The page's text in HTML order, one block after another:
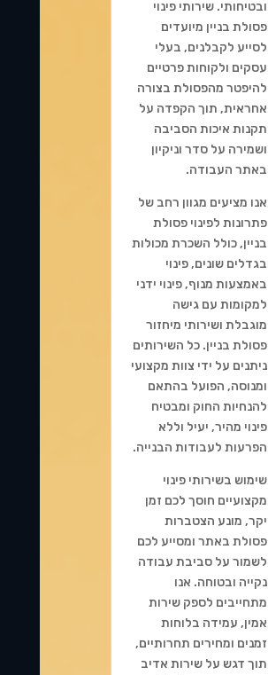
ובטיחותי. שירותי פינוי
פסולת בניין מיועדים
לסייע לקבלנים, בעלי
עסקים ולקוחות פרטיים
להיפטר מהפסולת בצורה
אחראית, תוך הקפדה על
תקנות איכות הסביבה
ושמירה על סדר וניקיון
באתר העבודה.
אנו מציעים מגוון רחב של
פתרונות לפינוי פסולת
בניין, כולל השכרת מכולות
בגדלים שונים, פינוי
באמצעות מנוף, פינוי ידני
למקומות עם גישה
מוגבלת ושירותי מיחזור
פסולת בניין. כל השירותים
ניתנים על ידי צוות מקצועי
ומנוסה, הפועל בהתאם
להנחיות החוק ומבטיח
פינוי מהיר, יעיל וללא
הפרעות לעבודות הבנייה.
שימוש בשירותי פינוי
מקצועיים חוסך לכם זמן
יקר, מונע הצטברות
פסולת באתר ומסייע לכם
לשמור על סביבת עבודה
נקייה ובטוחה. אנו
מתחייבים לספק שירות
אמין, עמידה בלוחות
זמנים ומחירים תחרותיים,
תוך דגש על שירות אדיב